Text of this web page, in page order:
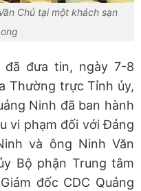
Chủ tại một khách sạn
đã đưa tin, ngày 7-8
Thường trực Tỉnh ủy,
Ninh đã ban hành
vi phạm đối với Đảng
và ông Ninh Văn
Bộ phận Trung tâm
đốc CDC Quảng